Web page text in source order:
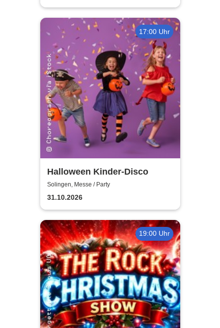
17:00 Uhr
Halloween Kinder-Disco
Solingen, Messe / Party
31.10.2026
19:00 Uhr